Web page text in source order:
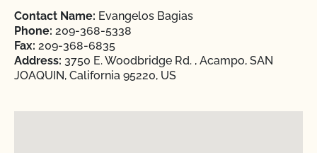
Contact Name: Evangelos Bagias
Phone: 209-368-5338
Fax: 209-368-6835
Address: 3750 E. Woodbridge Rd. , Acampo, SAN
JOAQUIN, California 95220, US